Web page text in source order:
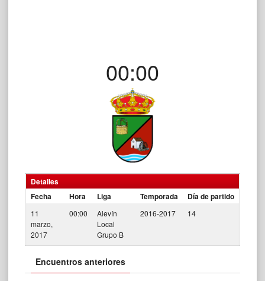
00:00
Detalles
Fecha
Hora Liga Temporada Día de partido
11
marzo,
2017
00:00
Alevín
Local
Grupo B
2016-2017 14
Encuentros anteriores